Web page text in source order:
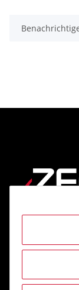
Informationen